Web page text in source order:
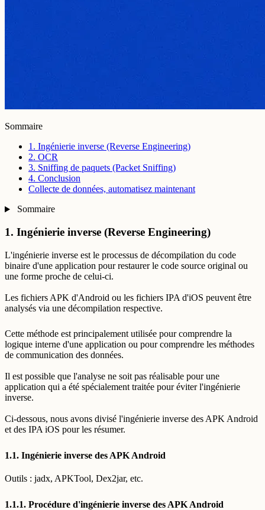
Sommaire
1. Ingénierie inverse (Reverse Engineering)
2. OCR
3. Sniffing de paquets (Packet Sniffing)
4. Conclusion
Collecte de données, automatisez maintenant
Sommaire
1. Ingénierie inverse (Reverse Engineering)
L'ingénierie inverse est le processus de décompilation du code
binaire d'une application pour restaurer le code source original ou
une forme proche de celui-ci.
Les fichiers APK d'Android ou les fichiers IPA d'iOS peuvent être
analysés via une décompilation respective.
Cette méthode est principalement utilisée pour comprendre la
logique interne d'une application ou pour comprendre les méthodes
de communication des données.
Il est possible que l'analyse ne soit pas réalisable pour une
application qui a été spécialement traitée pour éviter l'ingénierie
inverse.
Ci-dessous, nous avons divisé l'ingénierie inverse des APK Android
et des IPA iOS pour les résumer.
1.1. Ingénierie inverse des APK Android
Outils : jadx, APKTool, Dex2jar, etc.
1.1.1. Procédure d'ingénierie inverse des APK Android